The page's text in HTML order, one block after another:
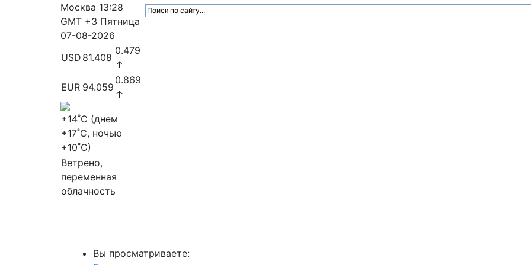
Москва 13:28
GMT +3 Пятница
07-08-2026
USD 81.408
0.479
↑
EUR 94.059
0.869
↑
+14˚C (днем
+17˚C, ночью
+10˚C)
Ветрено,
переменная
облачность
Вы просматриваете: